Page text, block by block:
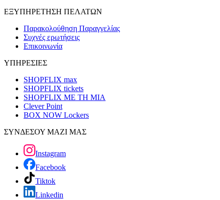
ΕΞΥΠΗΡΕΤΗΣΗ ΠΕΛΑΤΩΝ
Παρακολούθηση Παραγγελίας
Συχνές ερωτήσεις
Επικοινωνία
ΥΠΗΡΕΣΙΕΣ
SHOPFLIX max
SHOPFLIX tickets
SHOPFLIX ΜΕ ΤΗ ΜΙΑ
Clever Point
BOX NOW Lockers
ΣΥΝΔΕΣΟΥ ΜΑΖΙ ΜΑΣ
Instagram
Facebook
Tiktok
Linkedin